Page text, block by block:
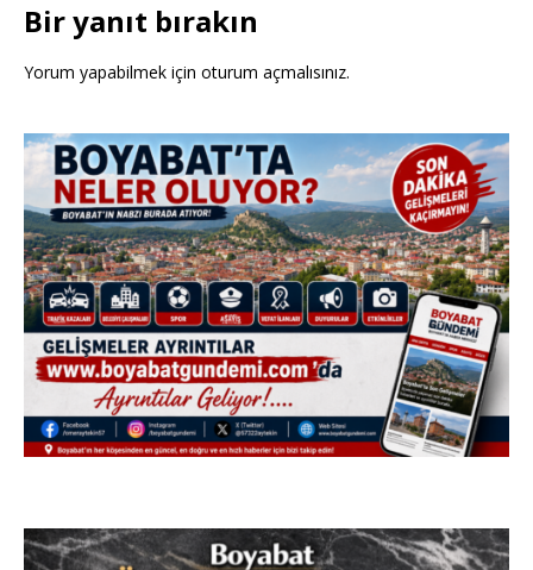
Bir yanıt bırakın
Yorum yapabilmek için oturum açmalısınız.